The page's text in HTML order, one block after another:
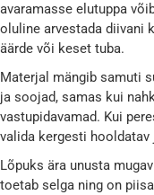
avaramasse elutuppa
oluline arvestada diivani
äärde või keset tuba.
Materjal mängib samuti
ja soojad, samas kui
vastupidavamad. Kui
valida kergesti hooldatav
Lõpuks ära unusta
toetab selga ning on